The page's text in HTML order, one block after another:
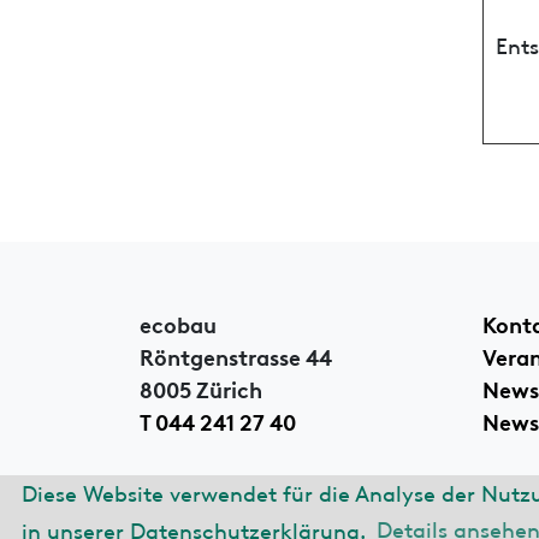
Diese Website verwendet für die Analyse der
in unserer Datenschutzerklärung. Details ansehen
ecobau
Röntgenstrasse 44
8005 Zürich
T 044 241 27 40
News